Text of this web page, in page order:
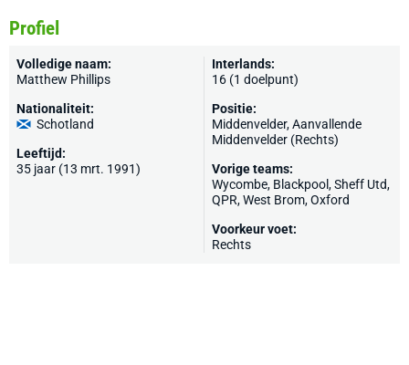
Profiel
Volledige naam:
Matthew Phillips
Nationaliteit:
Schotland
Leeftijd:
35 jaar (13 mrt. 1991)
Interlands:
16 (1 doelpunt)
Positie:
Middenvelder, Aanvallende
Middenvelder (Rechts)
Vorige teams:
Wycombe, Blackpool,Sheff Utd,
QPR,West Brom,Oxford
Voorkeur voet:
Rechts